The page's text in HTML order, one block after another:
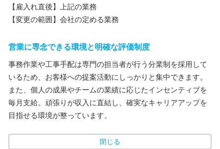
【雇入れ直後】上記の業務
【変更の範囲】会社の定める業務
営業に専念できる環境と明確な評価制度
事務作業や工事手配は専門の担当者が行う分業制を採用して
いるため、お客様への提案活動にしっかりと集中できます。
また、個人の成果やチームの業績に応じたインセンティブを
毎月支給。頑張りが収入に直結し、確実なキャリアアップを
目指せる環境が整っています。
閉じる